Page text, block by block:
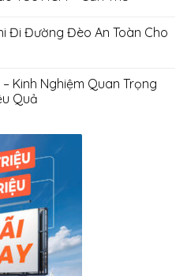
Đi Đường Đèo An Toàn Cho
Kinh Nghiệm Quan Trọng
Quả